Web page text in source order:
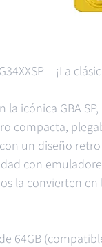
– ¡La
la icónica GBA
compacta,
un diseño
con
la convierten
64GB